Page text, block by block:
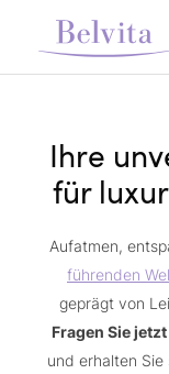
Ihre
für
Aufatmen,
führenden
geprägt von
Fragen Sie
und erhalten